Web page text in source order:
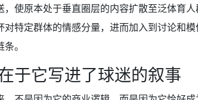
，使原本处于垂直圈层的内容扩散至泛体育
特定群体的情感分量，进而加入到讨论和
。
于它写进了球迷的叙事